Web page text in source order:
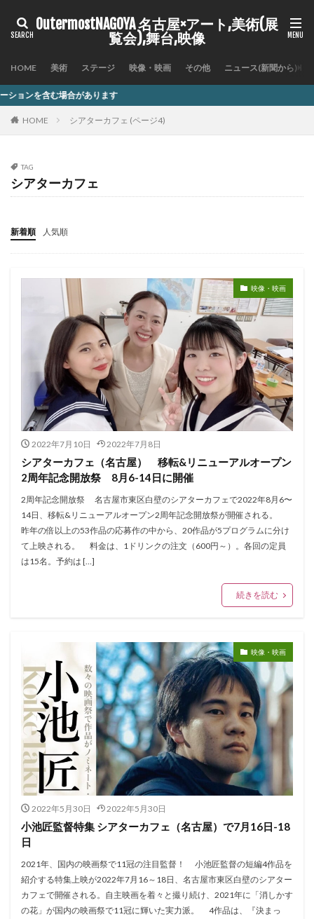
OutermostNAGOYA 名古屋×アート,美術(展
覧会),舞台,映像
HOME 美術 ステージ 映像・映画 その他 ニュース(新聞から)
HOME シアターカフェ (ページ4)
TAG
シアターカフェ
新着順 人気順
映像・映画
2022年7月10日 2022年7月8日
シアターカフェ（名古屋） 移転&リニューアルオープン
2周年記念開放祭 8月6-14日に開催
2周年記念開放祭 名古屋市東区白壁のシアターカフェで2022年8月6〜
14日、移転&リニューアルオープン2周年記念開放祭が開催される。
昨年の倍以上の53作品の応募作の中から、20作品が5プログラムに分け
て上映される。 料金は、1ドリンクの注文（600円～）。各回の定員
は15名。予約は […]
続きを読む
映像・映画
2022年5月30日 2022年5月30日
小池匠監督特集 シアターカフェ（名古屋）で7月16日-18
日
2021年、国内の映画祭で11冠の注目監督！ 小池匠監督の短編4作品を
紹介する特集上映が2022年7月16～18日、名古屋市東区白壁のシアター
カフェで開催される。自主映画を着々と撮り続け、2021年に「消しかす
の花」が国内の映画祭で11冠に輝いた実力派。 4作品は、『決まっ